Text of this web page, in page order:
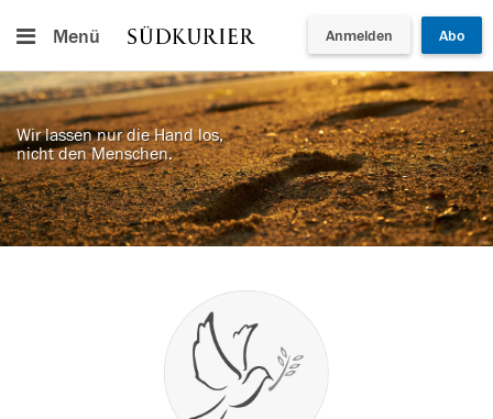
Menü Anmelden Abo
Wir lassen nur die Hand los,
nicht den Menschen.